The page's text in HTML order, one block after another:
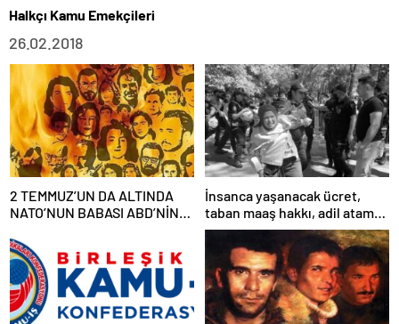
Halkçı Kamu Emekçileri
26.02.2018
2 TEMMUZ’UN DA ALTINDA
NATO’NUN BABASI ABD’NİN
İnsanca yaşanacak ücret,
taban maaş hakkı, adil atama
sistemi, laik, bilimsel,
demokratik, parasız bir eğitim
sistemi sağlanana dek
mücadelemizi sürdüreceğiz.